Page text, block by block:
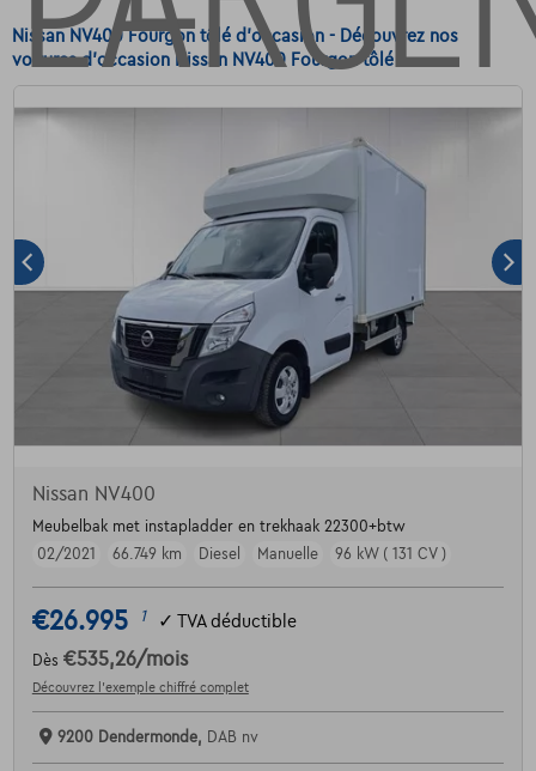
Nissan NV400 Fourgon tôlé d'occasion - Découvrez nos
voitures d'occasion Nissan NV400 Fourgon tôlé
Nissan NV400
Meubelbak met instapladder en trekhaak 22300+btw
02/2021
66.749 km Diesel Manuelle 96 kW ( 131 CV )
€26.995 1 ✓ TVA déductible
Dès €535,26/mois
Découvrez l’exemple chiffré complet
9200 Dendermonde, DAB nv